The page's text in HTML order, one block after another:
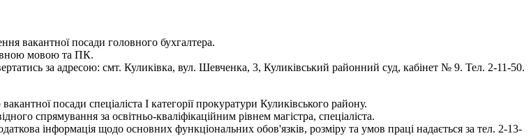
вакантної посади головного бухгалтера.
мовою та ПК.
за адресою: смт. Куликівка, вул. Шевченка, 3, Куликівський районний суд, кабінет № 9. Тел. 2-11-50.
посади спеціаліста І категорії прокуратури Куликівського району.
спрямування за освітньо-кваліфікаційним рівнем магістра, спеціаліста.
інформація щодо основних функціональних обов'язків, розміру та умов праці надається за тел. 2-13-